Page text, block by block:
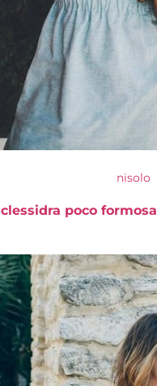
nisolo
clessidra poco formosa